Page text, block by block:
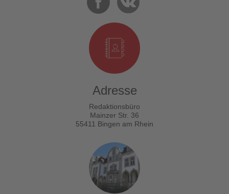
Adresse
Redaktionsbüro
Mainzer Str. 36
55411 Bingen am Rhein